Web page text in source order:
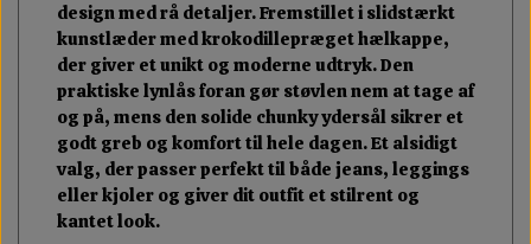
design med rå detaljer. Fremstillet i slidstærkt
kunstlæder med krokodillepræget hælkappe,
der giver et unikt og moderne udtryk. Den
praktiske lynlås foran gør støvlen nem at tage af
og på, mens den solide chunky ydersål sikrer et
godt greb og komfort til hele dagen. Et alsidigt
valg, der passer perfekt til både jeans, leggings
eller kjoler og giver dit outfit et stilrent og
kantet look.